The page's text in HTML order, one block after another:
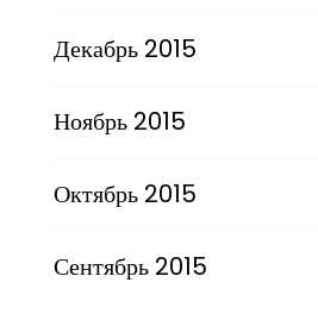
Декабрь 2015
Ноябрь 2015
Октябрь 2015
Сентябрь 2015